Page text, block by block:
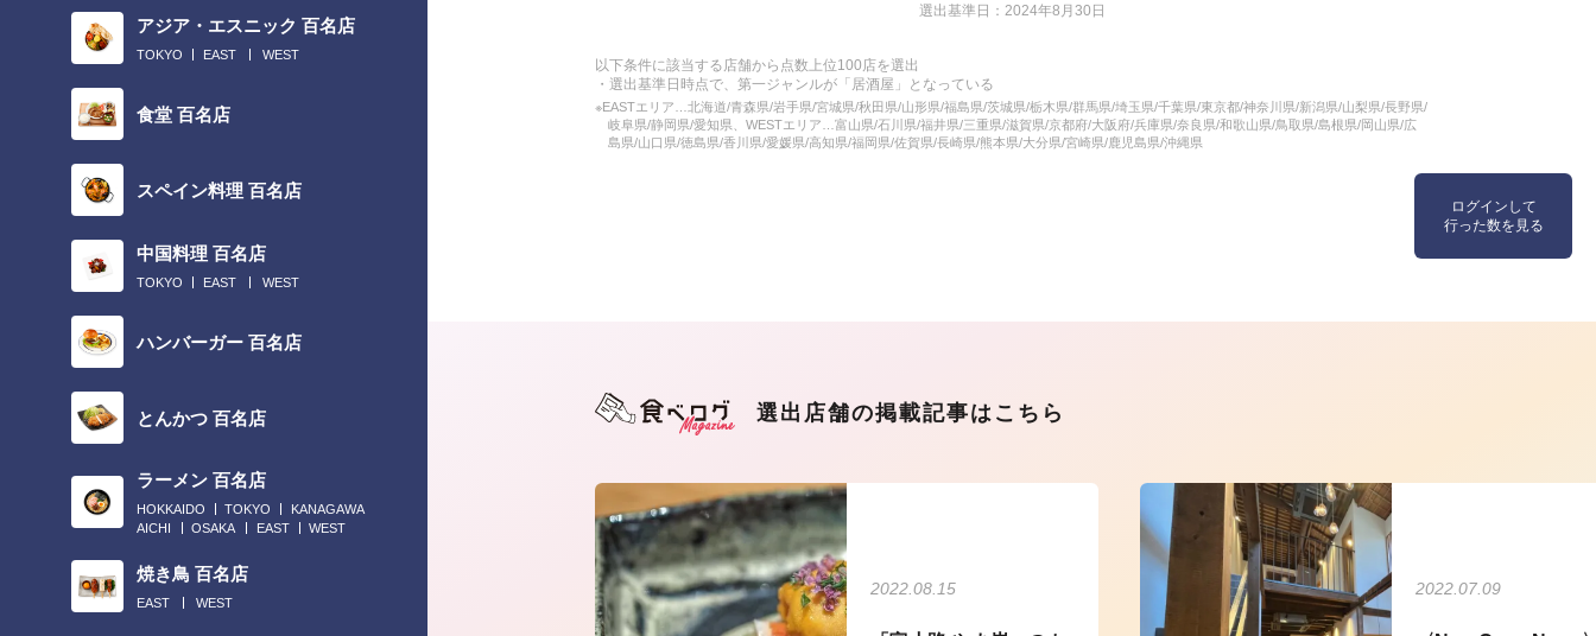
アジア・エスニック 百名店
TOKYO EAST WEST
食堂 百名店
スペイン料理 百名店
中国料理 百名店
TOKYO EAST WEST
ハンバーガー 百名店
とんかつ 百名店
ラーメン 百名店
HOKKAIDO TOKYO
KANAGAWA
AICHI
OSAKA EAST WEST
焼き鳥 百名店
EAST WEST
選出基準日：2024年8月30日
以下条件に該当する店舗から点数上位100店を選出
・選出基準日時点で、第一ジャンルが「居酒屋」となっている
※EASTエリア…北海道/青森県/岩手県/宮城県/秋田県/山形県/福島県/茨城県/栃木県/群馬県/埼玉県/千葉県/東京都/神奈川県/新潟県/山梨県/長野県/
岐阜県/静岡県/愛知県、WESTエリア…富山県/石川県/福井県/三重県/滋賀県/京都府/大阪府/兵庫県/奈良県/和歌山県/鳥取県/島根県/岡山県/広
島県/山口県/徳島県/香川県/愛媛県/高知県/福岡県/佐賀県/長崎県/熊本県/大分県/宮崎県/鹿児島県/沖縄県
ログインして
行った数を見る
選出店舗の掲載記事はこちら
2022.08.15 2022.07.09